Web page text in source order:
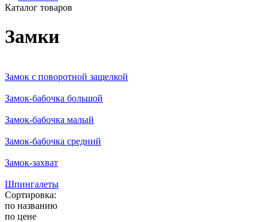
Каталог товаров
Замки
Замок с поворотной защелкой
Замок-бабочка большой
Замок-бабочка малый
Замок-бабочка средний
Замок-захват
Шпингалеты
Сортировка:
по названию
по цене